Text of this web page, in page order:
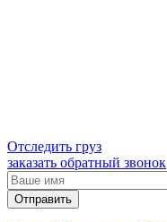
Отследить груз
заказать обратный звонок